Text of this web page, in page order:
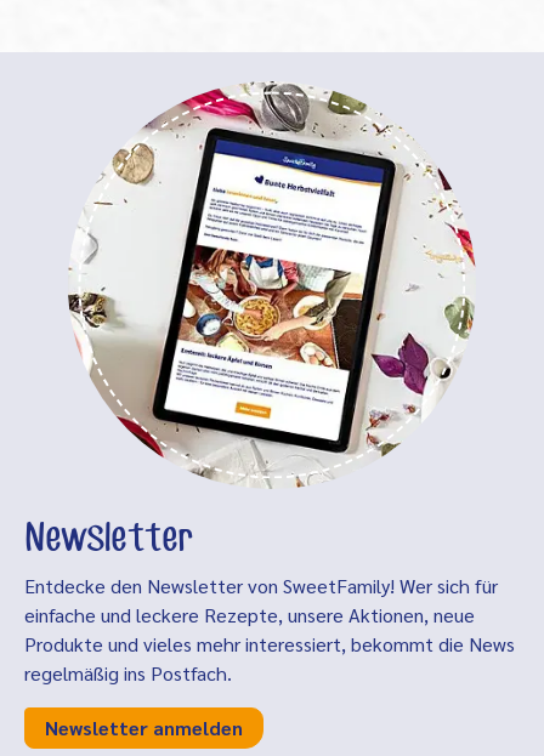
Newsletter
Entdecke den Newsletter von SweetFamily! Wer sich für
einfache und leckere Rezepte, unsere Aktionen, neue
Produkte und vieles mehr interessiert, bekommt die News
regelmäßig ins Postfach.
Newsletter anmelden